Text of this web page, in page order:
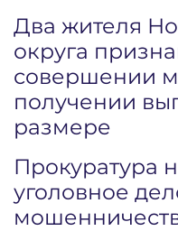
Два жителя
округа
совершении
получении
размере
Прокуратура
уголовное